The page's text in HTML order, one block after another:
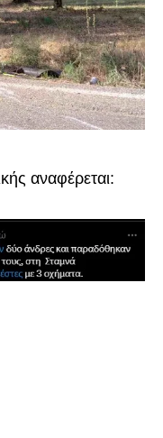
αναφέρεται: